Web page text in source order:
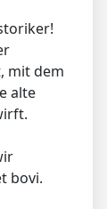
mit dem
alte
bovi.